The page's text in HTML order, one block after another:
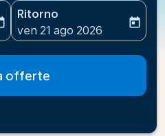
date-aria-label
Ritorno
fc-booking-return-date-
ven 21 ago 2026
today
offerte